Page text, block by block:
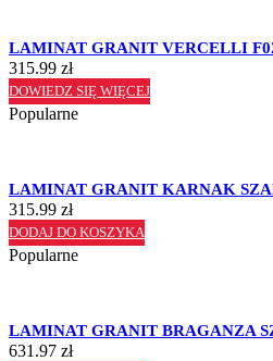
LAMINAT GRANIT VERCELLI
315.99 zł
DOWIEDZ SIĘ WIĘCEJ
Popularne
LAMINAT GRANIT KARNAK
315.99 zł
DODAJ DO KOSZYKA
Popularne
LAMINAT GRANIT BRAGANZA
631.97 zł